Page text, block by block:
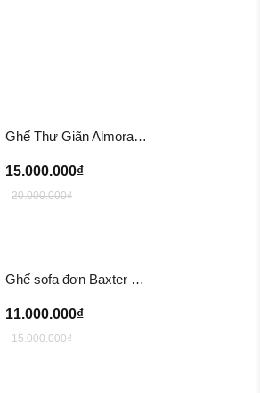
Ghế Thư Giãn Almora Chair/ Tazzana Armchair GTG11
15.000.000₫
20.000.000₫
Ghế sofa đơn Baxter Greta Armchair
11.000.000₫
15.000.000₫